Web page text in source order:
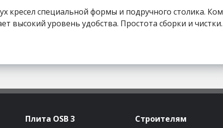
специальной формы и подручного столика.
высокий уровень удобства. Простота сборки и чистки.
Плита OSB 3
Строителям